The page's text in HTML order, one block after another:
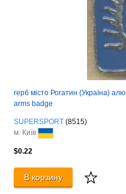
герб місто Рогатин (Україна)
arms badge
SUPERSPORT (8515)
м. Київ
$0.22
В корзину